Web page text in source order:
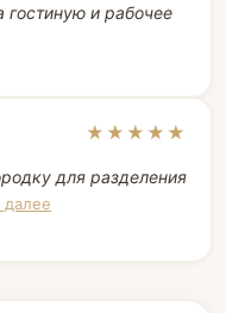
и рабочее
★★★★★
для разделения
далее